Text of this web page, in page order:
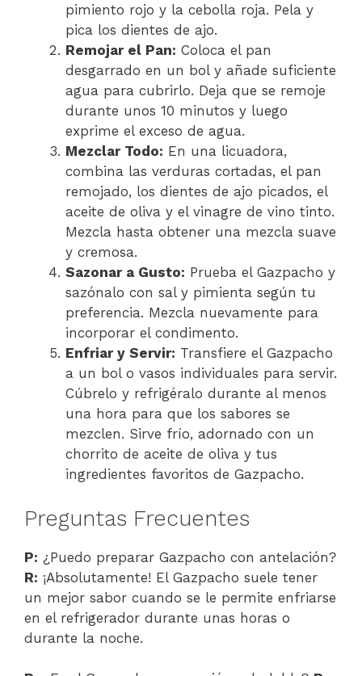
pimiento rojo y la cebolla roja. Pela y
pica los dientes de ajo.
Remojar el Pan: Coloca el pan
desgarrado en un bol y añade suficiente
agua para cubrirlo. Deja que se remoje
durante unos 10 minutos y luego
exprime el exceso de agua.
Mezclar Todo: En una licuadora,
combina las verduras cortadas, el pan
remojado, los dientes de ajo picados, el
aceite de oliva y el vinagre de vino tinto.
Mezcla hasta obtener una mezcla suave
y cremosa.
Sazonar a Gusto: Prueba el Gazpacho y
sazónalo con sal y pimienta según tu
preferencia. Mezcla nuevamente para
incorporar el condimento.
Enfriar y Servir: Transfiere el Gazpacho
a un bol o vasos individuales para servir.
Cúbrelo y refrigéralo durante al menos
una hora para que los sabores se
mezclen. Sirve frío, adornado con un
chorrito de aceite de oliva y tus
ingredientes favoritos de Gazpacho.
Preguntas Frecuentes
P: ¿Puedo preparar Gazpacho con antelación?
R: ¡Absolutamente! El Gazpacho suele tener
un mejor sabor cuando se le permite enfriarse
en el refrigerador durante unas horas o
durante la noche.